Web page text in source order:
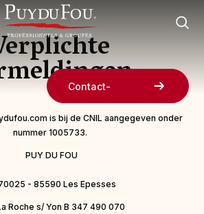
Contact-
is bij de CNIL aangegeven onder
nummer 1005733.
PUY DU FOU
- 85590 Les Epesses
Roche s/ Yon B 347 490 070